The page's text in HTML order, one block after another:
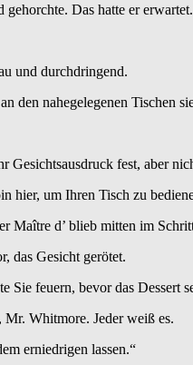
Das hatte er erwartet.
und durchdringend.
den nahegelegenen Tischen
Gesichtsausdruck fest, aber
hier, um Ihren Tisch zu
Maître d’ blieb mitten im
das Gesicht gerötet.
Sie feuern, bevor das Dessert
Whitmore. Jeder weiß es.
erniedrigen lassen.“